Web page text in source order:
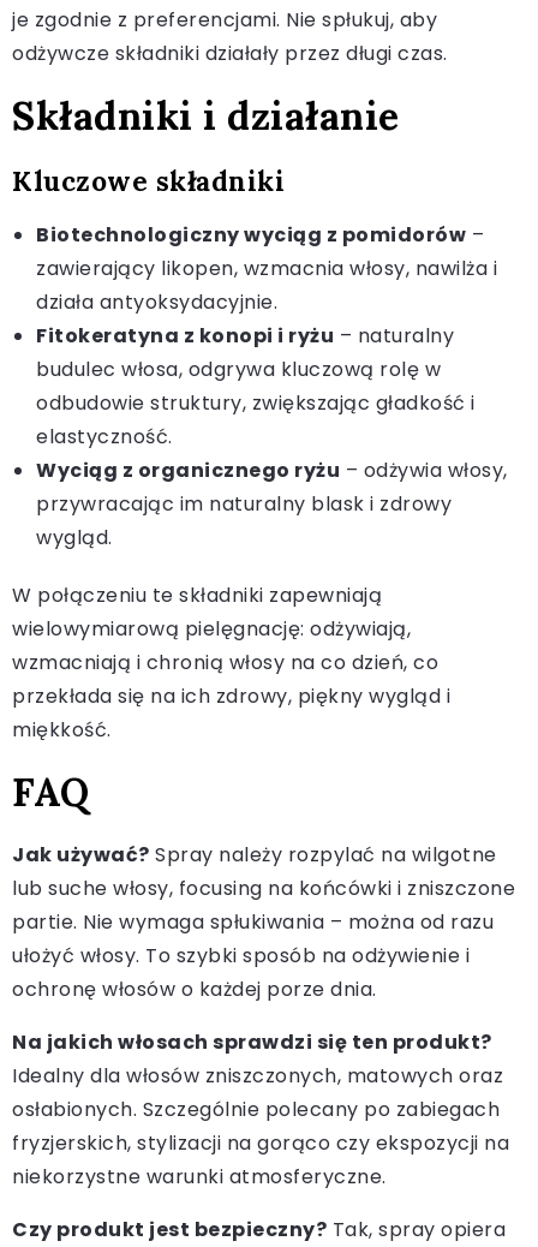
je zgodnie z preferencjami. Nie spłukuj, aby
odżywcze składniki działały przez długi czas.
Składniki i działanie
Kluczowe składniki
Biotechnologiczny wyciąg z pomidorów –
zawierający likopen, wzmacnia włosy, nawilża i
działa antyoksydacyjnie.
Fitokeratyna z konopi i ryżu – naturalny
budulec włosa, odgrywa kluczową rolę w
odbudowie struktury, zwiększając gładkość i
elastyczność.
Wyciąg z organicznego ryżu – odżywia włosy,
przywracając im naturalny blask i zdrowy
wygląd.
W połączeniu te składniki zapewniają
wielowymiarową pielęgnację: odżywiają,
wzmacniają i chronią włosy na co dzień, co
przekłada się na ich zdrowy, piękny wygląd i
miękkość.
FAQ
Jak używać? Spray należy rozpylać na wilgotne
lub suche włosy, focusing na końcówki i zniszczone
partie. Nie wymaga spłukiwania – można od razu
ułożyć włosy. To szybki sposób na odżywienie i
ochronę włosów o każdej porze dnia.
Na jakich włosach sprawdzi się ten produkt?
Idealny dla włosów zniszczonych, matowych oraz
osłabionych. Szczególnie polecany po zabiegach
fryzjerskich, stylizacji na gorąco czy ekspozycji na
niekorzystne warunki atmosferyczne.
Czy produkt jest bezpieczny? Tak, spray opiera